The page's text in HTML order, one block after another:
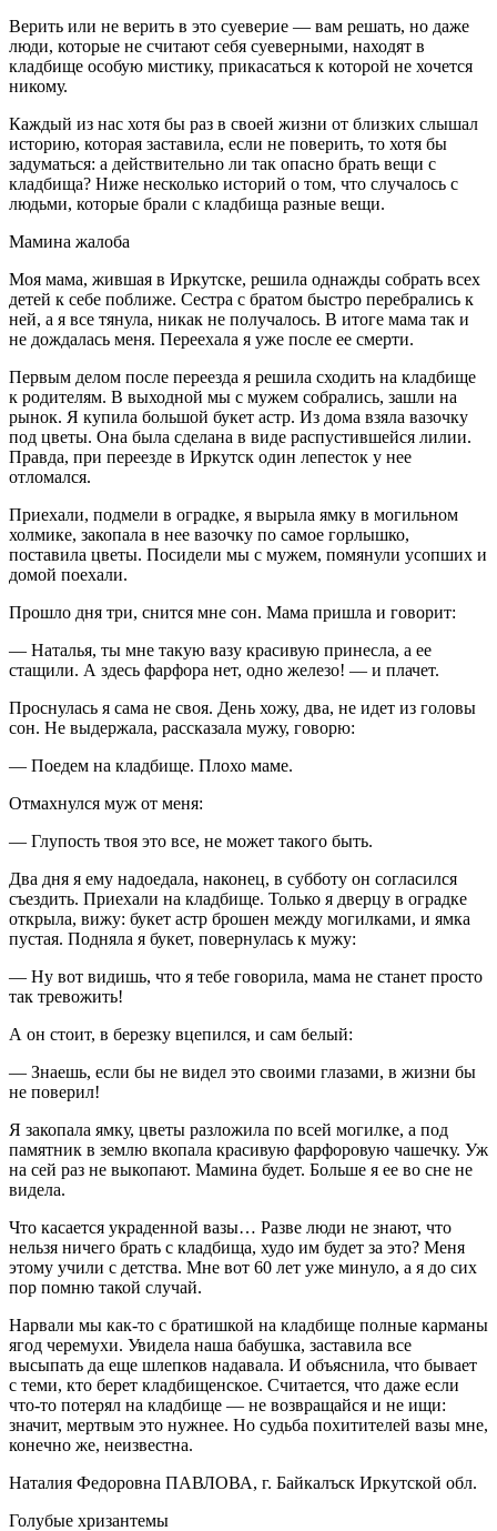
Верить или не верить в это суеверие — вам решать, но даже
люди, которые не считают себя суеверными, находят в
кладбище особую мистику, прикасаться к которой не хочется
никому.
Каждый из нас хотя бы раз в своей жизни от близких слышал
историю, которая заставила, если не поверить, то хотя бы
задуматься: а действительно ли так опасно брать вещи с
кладбища? Ниже несколько историй о том, что случалось с
людьми, которые брали с кладбища разные вещи.
Мамина жалоба
Моя мама, жившая в Иркутске, решила однажды собрать всех
детей к себе поближе. Сестра с братом быстро перебрались к
ней, а я все тянула, никак не получалось. В итоге мама так и
не дождалась меня. Переехала я уже после ее смерти.
Первым делом после переезда я решила сходить на кладбище
к родителям. В выходной мы с мужем собрались, зашли на
рынок. Я купила большой букет астр. Из дома взяла вазочку
под цветы. Она была сделана в виде распустившейся лилии.
Правда, при переезде в Иркутск один лепесток у нее
отломался.
Приехали, подмели в оградке, я вырыла ямку в могильном
холмике, закопала в нее вазочку по самое горлышко,
поставила цветы. Посидели мы с мужем, помянули усопших и
домой поехали.
Прошло дня три, снится мне сон. Мама пришла и говорит:
— Наталья, ты мне такую вазу красивую принесла, а ее
стащили. А здесь фарфора нет, одно железо! — и плачет.
Проснулась я сама не своя. День хожу, два, не идет из головы
сон. Не выдержала, рассказала мужу, говорю:
— Поедем на кладбище. Плохо маме.
Отмахнулся муж от меня:
— Глупость твоя это все, не может такого быть.
Два дня я ему надоедала, наконец, в субботу он согласился
съездить. Приехали на кладбище. Только я дверцу в оградке
открыла, вижу: букет астр брошен между могилками, и ямка
пустая. Подняла я букет, повернулась к мужу:
— Ну вот видишь, что я тебе говорила, мама не станет просто
так тревожить!
А он стоит, в березку вцепился, и сам белый:
— Знаешь, если бы не видел это своими глазами, в жизни бы
не поверил!
Я закопала ямку, цветы разложила по всей могилке, а под
памятник в землю вкопала красивую фарфоровую чашечку. Уж
на сей раз не выкопают. Мамина будет. Больше я ее во сне не
видела.
Что касается украденной вазы… Разве люди не знают, что
нельзя ничего брать с кладбища, худо им будет за это? Меня
этому учили с детства. Мне вот 60 лет уже минуло, а я до сих
пор помню такой случай.
Нарвали мы как-то с братишкой на кладбище полные карманы
ягод черемухи. Увидела наша бабушка, заставила все
высыпать да еще шлепков надавала. И объяснила, что бывает
с теми, кто берет кладбищенское. Считается, что даже если
что-то потерял на кладбище — не возвращайся и не ищи:
значит, мертвым это нужнее. Но судьба похитителей вазы мне,
конечно же, неизвестна.
Наталия Федоровна ПАВЛОВА, г. Байкалъск Иркутской обл.
Голубые хризантемы